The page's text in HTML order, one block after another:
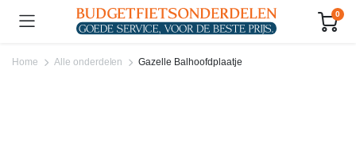
0
Home Alle onderdelen Gazelle Balhoofdplaatje